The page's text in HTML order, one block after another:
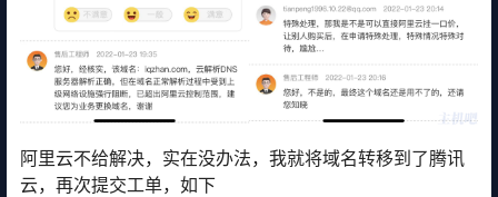
阿里云不给解决，实在没办法，我就将域名转移到了腾讯
云，再次提交工单，如下